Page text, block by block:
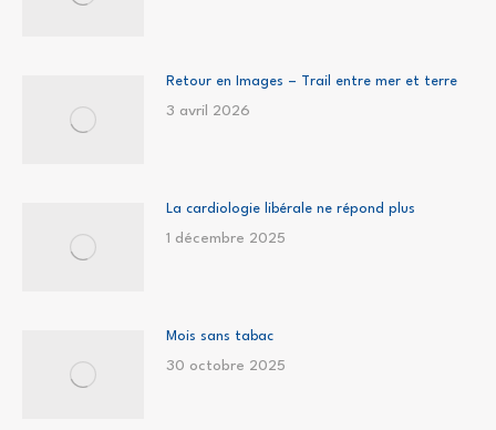
Retour en Images – Trail entre mer et terre
3 avril 2026
La cardiologie libérale ne répond plus
1 décembre 2025
Mois sans tabac
30 octobre 2025